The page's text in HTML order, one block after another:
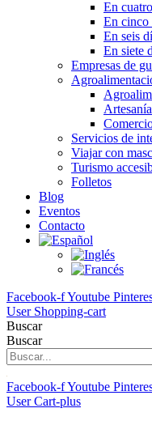
En
En cinco
En seis
En siete
Empresas de
Artesanía
Servicios de
Viajar con
Turismo
Folletos
Blog
Eventos
Contacto
Facebook-fYoutube
User Shopping-cart
Buscar
Buscar
Facebook-fYoutube
User Cart-plus